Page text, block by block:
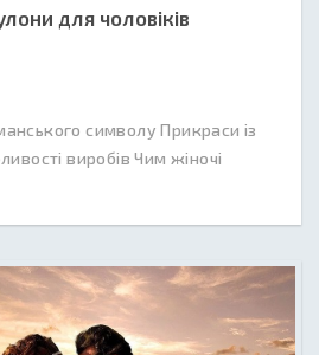
для чоловіків
символу Прикраси із
виробів Чим жіночі